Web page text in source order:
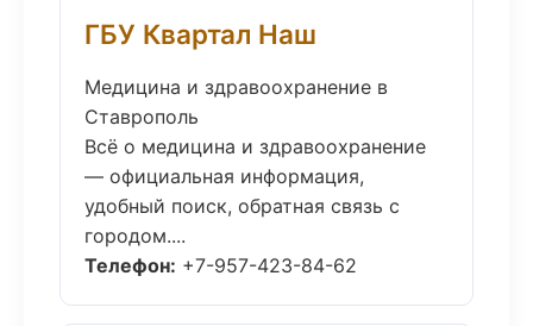
ГБУ Квартал Наш
Медицина и здравоохранение в
Ставрополь
Всё о медицина и здравоохранение
— официальная информация,
удобный поиск, обратная связь с
городом....
Телефон: +7-957-423-84-62